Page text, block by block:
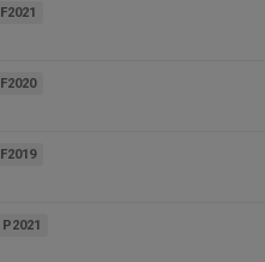
F2021
F2020
F2019
P2021